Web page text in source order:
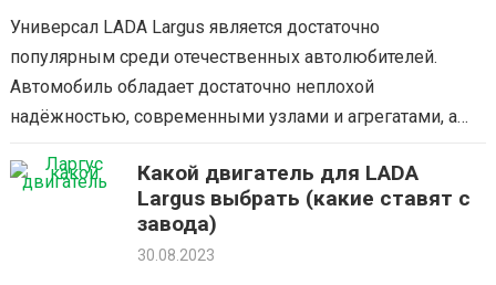
Универсал LADA Largus является достаточно
популярным среди отечественных автолюбителей.
Автомобиль обладает достаточно неплохой
надёжностью, современными узлами и агрегатами, а
роль играет и тот факт, что по факт Ларгус —…
Какой двигатель для LADA
Largus выбрать (какие ставят с
завода)
30.08.2023